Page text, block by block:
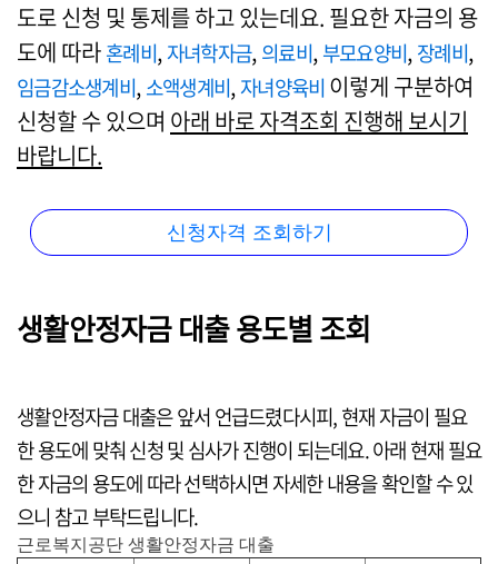
도로 신청 및 통제를 하고 있는데요. 필요한 자금의 용
도에 따라혼례비,자녀학자금,의료비,부모요양비,장례비,
임금감소생계비,소액생계비,자녀양육비 이렇게 구분하여
신청할 수 있으며 아래 바로 자격조회 진행해 보시기
바랍니다.
신청자격 조회하기
생활안정자금 대출 용도별 조회
생활안정자금 대출은 앞서 언급드렸다시피, 현재 자금이 필요
한 용도에 맞춰 신청 및 심사가 진행이 되는데요. 아래 현재 필요
한 자금의 용도에 따라 선택하시면 자세한 내용을 확인할 수 있
으니 참고 부탁드립니다.
근로복지공단 생활안정자금 대출